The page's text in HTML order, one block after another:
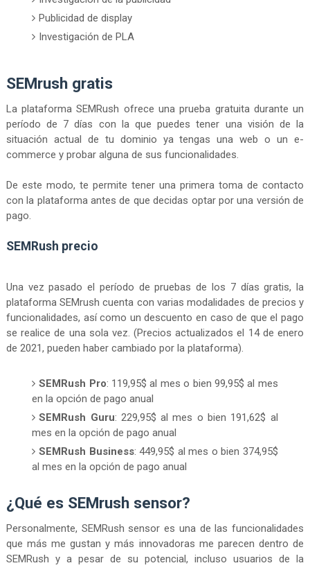
Publicidad de display
Investigación de PLA
SEMrush gratis
La plataforma SEMRush ofrece una prueba gratuita durante un
período de 7 días con la que puedes tener una visión de la
situación actual de tu dominio ya tengas una web o un e-
commerce y probar alguna de sus funcionalidades.
De este modo, te permite tener una primera toma de contacto
con la plataforma antes de que decidas optar por una versión de
pago.
SEMRush precio
Una vez pasado el período de pruebas de los 7 días gratis, la
plataforma SEMrush cuenta con varias modalidades de precios y
funcionalidades, así como un descuento en caso de que el pago
se realice de una sola vez. (Precios actualizados el 14 de enero
de 2021, pueden haber cambiado por la plataforma).
SEMRush Pro: 119,95$ al mes o bien 99,95$ al mes
en la opción de pago anual
SEMRush Guru: 229,95$ al mes o bien 191,62$ al
mes en la opción de pago anual
SEMRush Business: 449,95$ al mes o bien 374,95$
al mes en la opción de pago anual
¿Qué es SEMrush sensor?
Personalmente, SEMRush sensor es una de las funcionalidades
que más me gustan y más innovadoras me parecen dentro de
SEMRush y a pesar de su potencial, incluso usuarios de la